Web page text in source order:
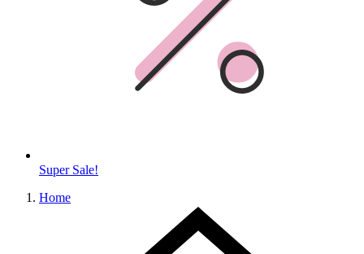
Super Sale!
Home